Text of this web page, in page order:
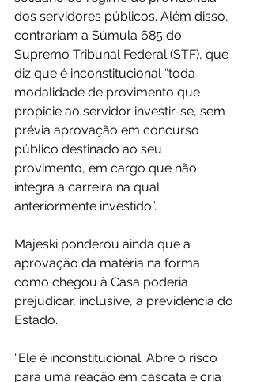
dos servidores públicos. Além disso,
contrariam a Súmula 685 do
Supremo Tribunal Federal (STF), que
diz que é inconstitucional “toda
modalidade de provimento que
propicie ao servidor investir-se, sem
prévia aprovação em concurso
público destinado ao seu
provimento, em cargo que não
integra a carreira na qual
anteriormente investido”.
Majeski ponderou ainda que a
aprovação da matéria na forma
como chegou à Casa poderia
prejudicar, inclusive, a previdência do
Estado.
“Ele é inconstitucional. Abre o risco
para uma reação em cascata e cria